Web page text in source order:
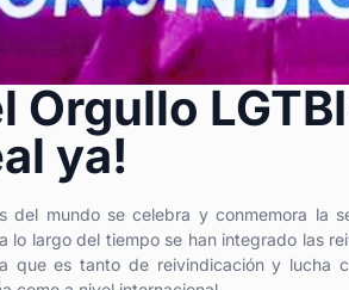
Orgullo
ya!
del mundo se celebra y conmemora la
lo largo del tiempo se han integrado las
que es tanto de reivindicación y